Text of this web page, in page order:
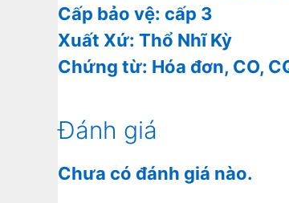
Cấp bảo vệ: cấp 3
Xuất Xứ: Thổ Nhĩ Kỳ
Chứng từ: Hóa đơn, CO,
Đánh giá
Chưa có đánh giá nào.